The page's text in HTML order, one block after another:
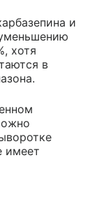
и
хотя
в
имеет